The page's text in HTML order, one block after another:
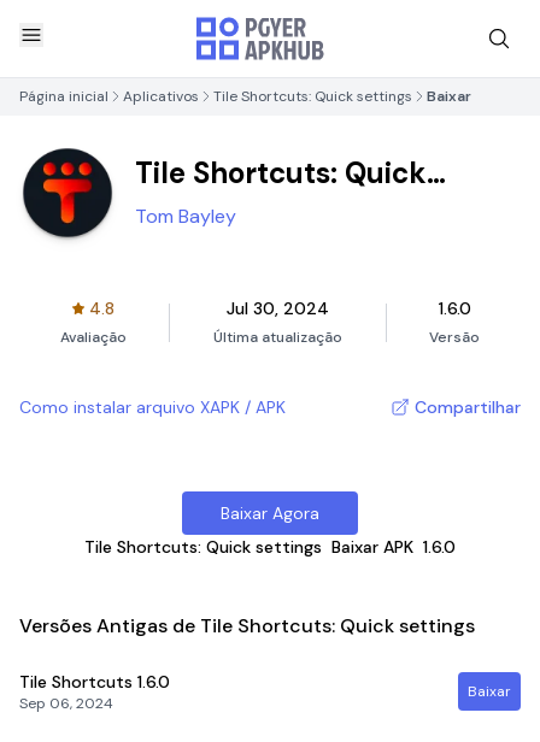
Página inicial Aplicativos Tile Shortcuts: Quick settings Baixar
Tile Shortcuts: Quick
settings
Tom Bayley
4.8
Avaliação
Jul 30, 2024
Última atualização
1.6.0
Versão
Como instalar arquivo XAPK / APK Compartilhar
Baixar Agora
Tile Shortcuts: Quick settings Baixar APK 1.6.0
Versões Antigas de Tile Shortcuts: Quick settings
Tile Shortcuts 1.6.0
Sep 06, 2024
Baixar